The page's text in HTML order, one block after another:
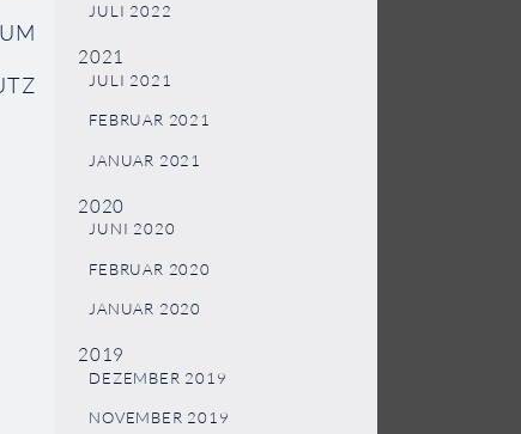
JULI 2022
2021
JULI 2021
FEBRUAR 2021
JANUAR 2021
2020
JUNI 2020
FEBRUAR 2020
JANUAR 2020
2019
DEZEMBER 2019
NOVEMBER 2019